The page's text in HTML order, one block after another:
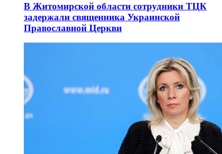
В Житомирской области сотрудники ТЦК
задержали священника Украинской
Православной Церкви